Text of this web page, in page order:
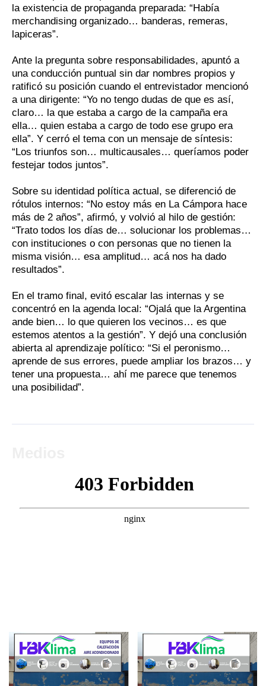
la existencia de propaganda preparada: “Había
merchandising organizado… banderas, remeras,
lapiceras”.
Ante la pregunta sobre responsabilidades, apuntó a
una conducción puntual sin dar nombres propios y
ratificó su posición cuando el entrevistador mencionó
a una dirigente: “Yo no tengo dudas de que es así,
claro… la que estaba a cargo de la campaña era
ella… quien estaba a cargo de todo ese grupo era
ella”. Y cerró el tema con un mensaje de síntesis:
“Los triunfos son… multicausales… queríamos poder
festejar todos juntos”.
Sobre su identidad política actual, se diferenció de
rótulos internos: “No estoy más en La Cámpora hace
más de 2 años”, afirmó, y volvió al hilo de gestión:
“Trato todos los días de… solucionar los problemas…
con instituciones o con personas que no tienen la
misma visión… esa amplitud… acá nos ha dado
resultados”.
En el tramo final, evitó escalar las internas y se
concentró en la agenda local: “Ojalá que la Argentina
ande bien… lo que quieren los vecinos… es que
estemos atentos a la gestión”. Y dejó una conclusión
abierta al aprendizaje político: “Si el peronismo…
aprende de sus errores, puede ampliar los brazos… y
tener una propuesta… ahí me parece que tenemos
una posibilidad”.